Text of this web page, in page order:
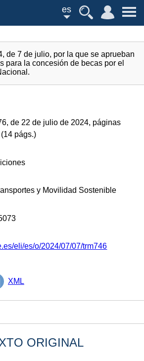
es
de 7 de julio, por la que se aprueban
para la concesión de becas por el
de 22 de julio de 2024, páginas
págs.)
y Movilidad Sostenible
eli/es/o/2024/07/07/trm746
XML
ORIGINAL